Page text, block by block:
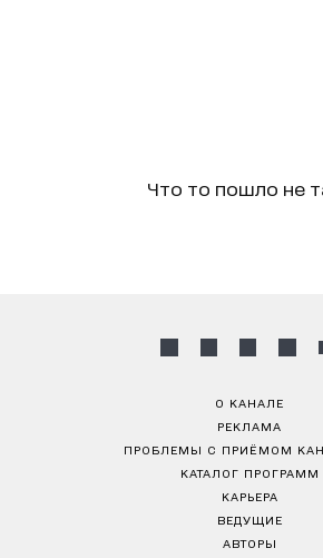
Что то пошло не
О КАНАЛЕ
РЕКЛАМА
ПРОБЛЕМЫ С ПРИЁМОМ
КАТАЛОГ ПРОГРАММ
КАРЬЕРА
ВЕДУЩИЕ
АВТОРЫ